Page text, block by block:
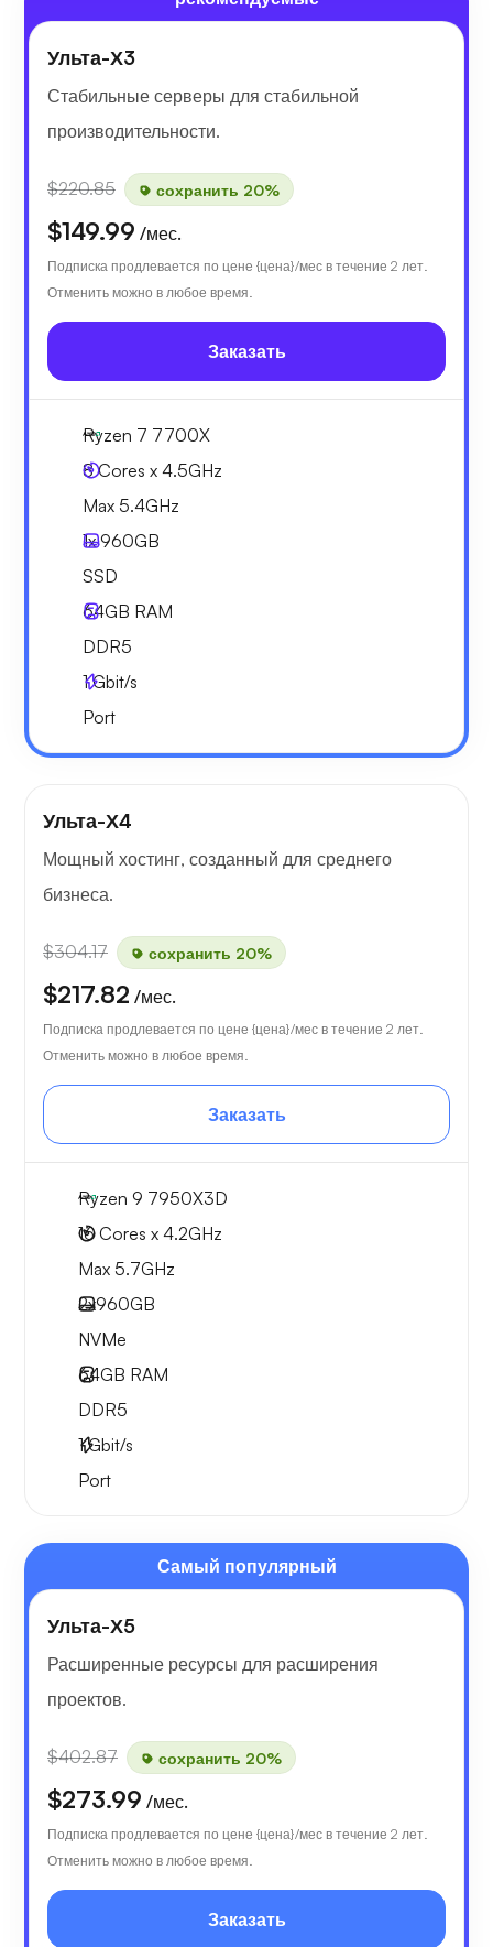
Ульта-Х3
Стабильные серверы для стабильной
производительности.
$220.85 сохранить 20%
$149.99 /мес.
Подписка продлевается по цене {цена}/мес в течение 2 лет.
Отменить можно в любое время.
Заказать
Ryzen 7 7700X
8 Cores x 4.5GHz
Max 5.4GHz
1x960GB
SSD
64GB RAM
DDR5
1Gbit/s
Port
Ульта-Х4
Мощный хостинг, созданный для среднего
бизнеса.
$304.17 сохранить 20%
$217.82 /мес.
Подписка продлевается по цене {цена}/мес в течение 2 лет.
Отменить можно в любое время.
Заказать
Ryzen 9 7950X3D
16 Cores x 4.2GHz
Max 5.7GHz
2x960GB
NVMe
64GB RAM
DDR5
1Gbit/s
Port
Самый популярный
Ульта-Х5
Расширенные ресурсы для расширения
проектов.
$402.87 сохранить 20%
$273.99 /мес.
Подписка продлевается по цене {цена}/мес в течение 2 лет.
Отменить можно в любое время.
Заказать